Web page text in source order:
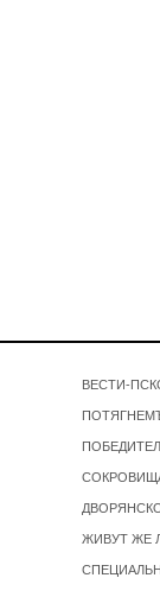
ВЕСТИ-
ЖИВУТ ЖЕ